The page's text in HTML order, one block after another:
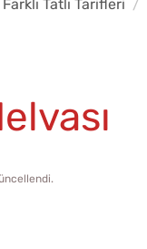
Farklı Tatlı Tarifleri